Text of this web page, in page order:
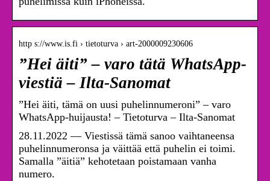
http s://www.is.fi › tietoturva › art-2000009230606
”Hei äiti” – varo tätä WhatsApp-
viestiä – Ilta-Sanomat
”Hei äiti, tämä on uusi puhelinnumeroni” – varo
WhatsApp-huijausta! – Tietoturva – Ilta-Sanomat
28.11.2022 — Viestissä tämä sanoo vaihtaneensa
puhelinnumeronsa ja väittää että puhelin ei toimi.
Samalla ”äitiä” kehotetaan poistamaan vanha
numero.